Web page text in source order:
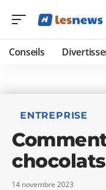
Conseils
ENTREPRISE
14 novembre 2023